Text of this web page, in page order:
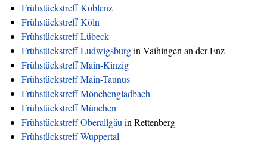
Frühstückstreff Koblenz
Frühstückstreff Köln
Frühstückstreff Lübeck
Frühstückstreff Ludwigsburgin Vaihingen an der Enz
Frühstückstreff Main-Kinzig
Frühstückstreff Main-Taunus
Frühstückstreff Mönchengladbach
Frühstückstreff München
Frühstückstreff Oberallgäu in Rettenberg
Frühstückstreff Wuppertal